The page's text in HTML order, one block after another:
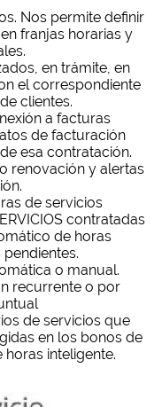
Nos permite definir
franjas horarias y
en trámite, en
el correspondiente
clientes.
a facturas
de facturación
esa contratación.
renovación y alertas
de servicios
contratadas
de horas
o manual.
recurrente o por
de servicios que
en los bonos de
inteligente.